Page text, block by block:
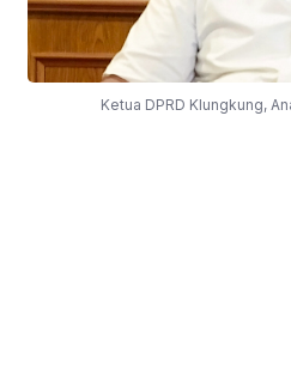
Ketua DPRD Klungkung,